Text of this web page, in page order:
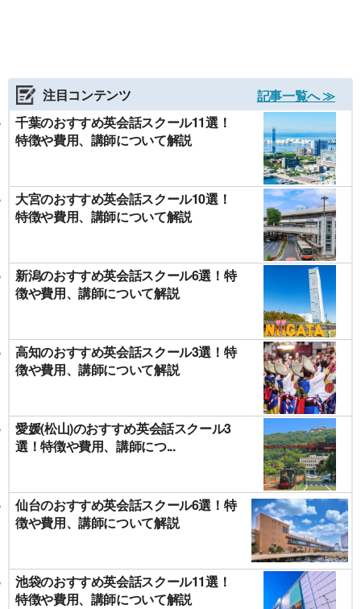
注目コンテンツ
記事一覧へ ≫
千葉のおすすめ英会話スクール11選！
特徴や費用、講師について解説
大宮のおすすめ英会話スクール10選！
特徴や費用、講師について解説
新潟のおすすめ英会話スクール6選！特
徴や費用、講師について解説
高知のおすすめ英会話スクール3選！特
徴や費用、講師について解説
愛媛(松山)のおすすめ英会話スクール3
選！特徴や費用、講師につ...
仙台のおすすめ英会話スクール6選！特
徴や費用、講師について解説
池袋のおすすめ英会話スクール11選！
特徴や費用、講師について解説